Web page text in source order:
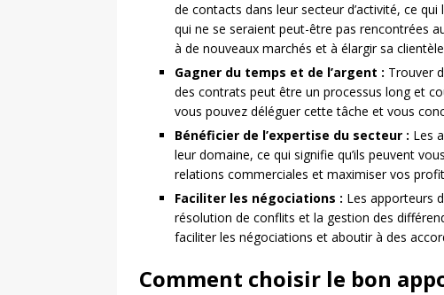
de contacts dans leur secteur d’activité, ce
qui ne se seraient peut-être pas rencontrées
à de nouveaux marchés et à élargir sa
Gagner du temps et de l’argent : Trouver
des contrats peut être un processus long et
vous pouvez déléguer cette tâche et vous
Bénéficier de l’expertise du secteur : Les
leur domaine, ce qui signifie qu’ils peuvent
relations commerciales et maximiser vos
Faciliter les négociations : Les apporteurs
résolution de conflits et la gestion des
faciliter les négociations et aboutir à des
Comment choisir le bon